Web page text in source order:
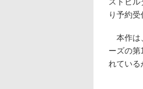
ストビ
り予約受
本作は
ーズの第
れている